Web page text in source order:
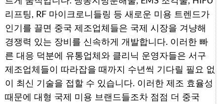
리프팅, RF 마이크로니들링 등 새로운 미용 트렌드가
인기를 끌면 중국 제조업체들은 국제 시장을 겨냥해
경쟁력 있는 장비를 신속하게 개발합니다. 이러한 빠
른 대응 덕분에 유통업체와 클리닉 운영자들은 서구
제조업체들이 따라잡을 때까지 수년씩 기다릴 필요 없
이 최신 기술을 접할 수 있습니다. 이러한 제조 효율성
때문에 대형 국제 미용 브랜드들조차 점점 더 중국